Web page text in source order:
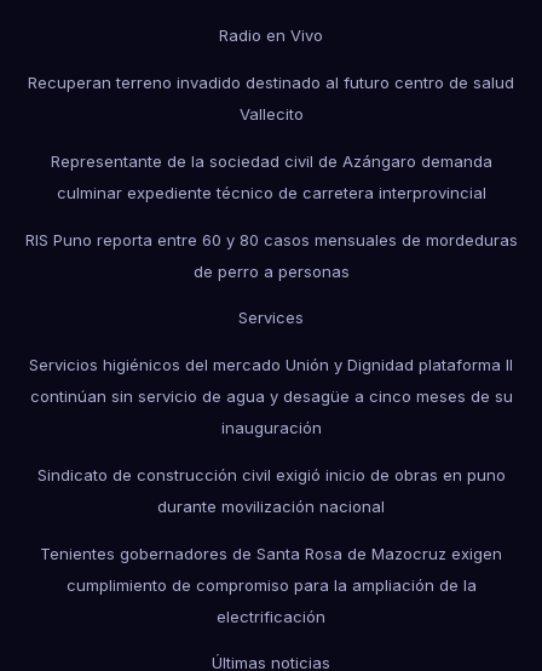
Radio en Vivo
Recuperan terreno invadido destinado al futuro centro de salud
Vallecito
Representante de la sociedad civil de Azángaro demanda
culminar expediente técnico de carretera interprovincial
RIS Puno reporta entre 60 y 80 casos mensuales de mordeduras
de perro a personas
Services
Servicios higiénicos del mercado Unión y Dignidad plataforma II
continúan sin servicio de agua y desagüe a cinco meses de su
inauguración
Sindicato de construcción civil exigió inicio de obras en puno
durante movilización nacional
Tenientes gobernadores de Santa Rosa de Mazocruz exigen
cumplimiento de compromiso para la ampliación de la
electrificación
Últimas noticias